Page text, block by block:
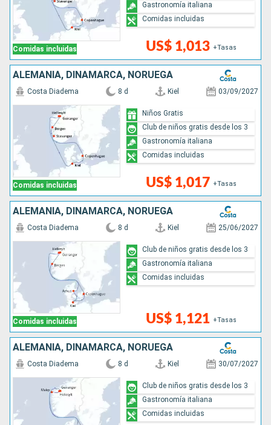
Comidas incluidas US$ 1,013 +Tasas
Gastronomía italiana
Comidas incluidas
ALEMANIA, DINAMARCA, NORUEGA
Comidas incluidas
Costa Diadema 8 d Kiel 03/09/2027
US$ 1,017 +Tasas
Niños Gratis
Club de niños gratis desde los 3
Gastronomía italiana
Comidas incluidas
ALEMANIA, DINAMARCA, NORUEGA
Comidas incluidas
Costa Diadema 8 d Kiel 25/06/2027
US$ 1,121 +Tasas
Club de niños gratis desde los 3
Gastronomía italiana
Comidas incluidas
ALEMANIA, DINAMARCA, NORUEGA
Costa Diadema 8 d Kiel 30/07/2027
Club de niños gratis desde los 3
Gastronomía italiana
Comidas incluidas